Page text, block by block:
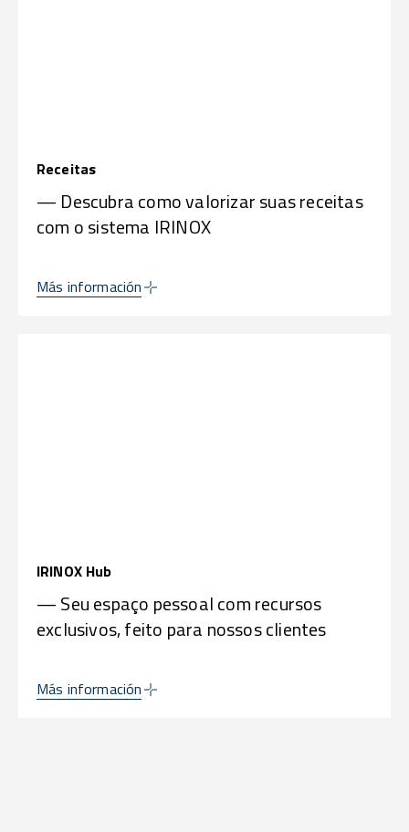
Receitas
— Descubra como valorizar suas receitas
com o sistema IRINOX
Más información
IRINOX Hub
— Seu espaço pessoal com recursos
exclusivos, feito para nossos clientes
Más información